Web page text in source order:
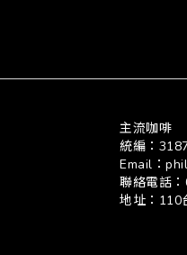
主流咖啡
統編：
Email：
聯絡電話
地址：110